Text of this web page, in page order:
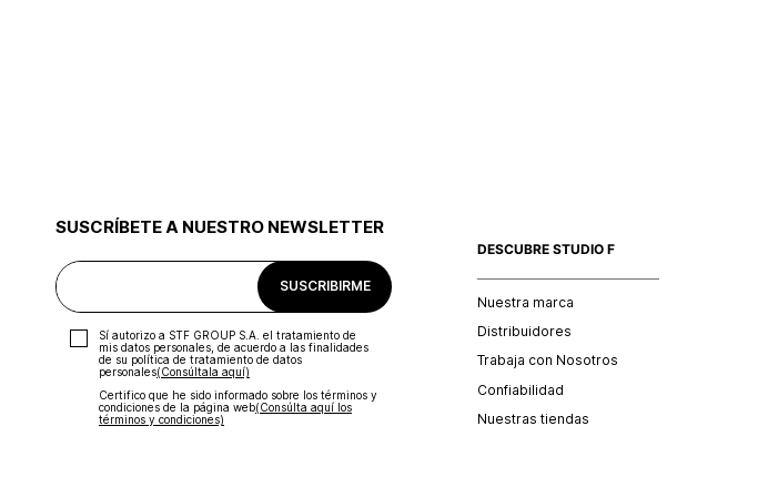
SUSCRÍBETE A NUESTRO NEWSLETTER
SUSCRIBIRME
Sí autorizo a STF GROUP S.A. el tratamiento de
mis datos personales, de acuerdo a las finalidades
de su política de tratamiento de datos
personales‎(Consúltala aquí)
Certifico que he sido informado sobre los términos y
condiciones de la página web‎(Consúlta aquí los
términos y condiciones)
DESCUBRE STUDIO F
Nuestra marca
Distribuidores
Trabaja con Nosotros
Confiabilidad
Nuestras tiendas